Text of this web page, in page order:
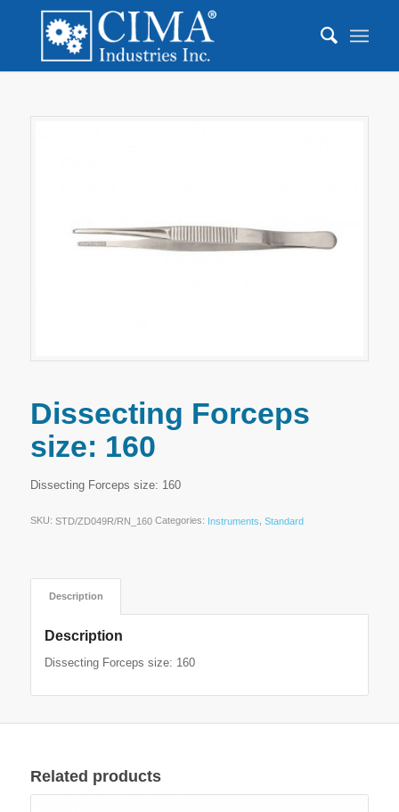
Dissecting Forceps
size: 160
Dissecting Forceps size: 160
SKU: STD/ZD049R/RN_160 Categories: Instruments, Standard
Description
Description
Dissecting Forceps size: 160
Related products